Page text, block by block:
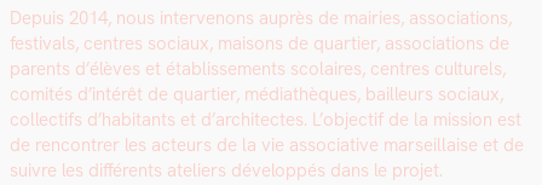
Depuis 2014, nous inter­venons auprès de mairies, asso­ci­a­tions,
fes­ti­vals, cen­tres soci­aux, maisons de quarti­er, asso­ci­a­tions de
par­ents d’élèves et étab­lisse­ments sco­laires, cen­tres cul­turels,
comités d’intérêt de quarti­er, médiathèques, bailleurs soci­aux,
col­lec­tifs d’habitants et d’architectes. L’ob­jec­tif de la mis­sion est
de ren­con­tr­er les acteurs de la vie asso­cia­tive mar­seil­laise et de
suiv­re les dif­férents ate­liers dévelop­pés dans le pro­jet.